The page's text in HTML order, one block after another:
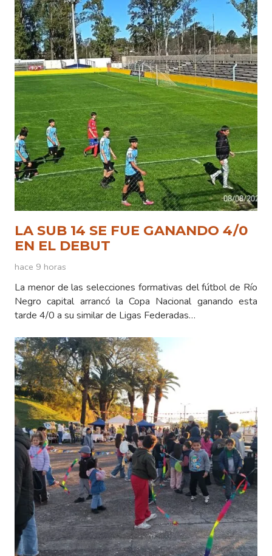
LA SUB 14 SE FUE GANANDO 4/0
EN EL DEBUT
hace 9 horas
La menor de las selecciones formativas del fútbol de Río
Negro capital arrancó la Copa Nacional ganando esta
tarde 4/0 a su similar de Ligas Federadas…